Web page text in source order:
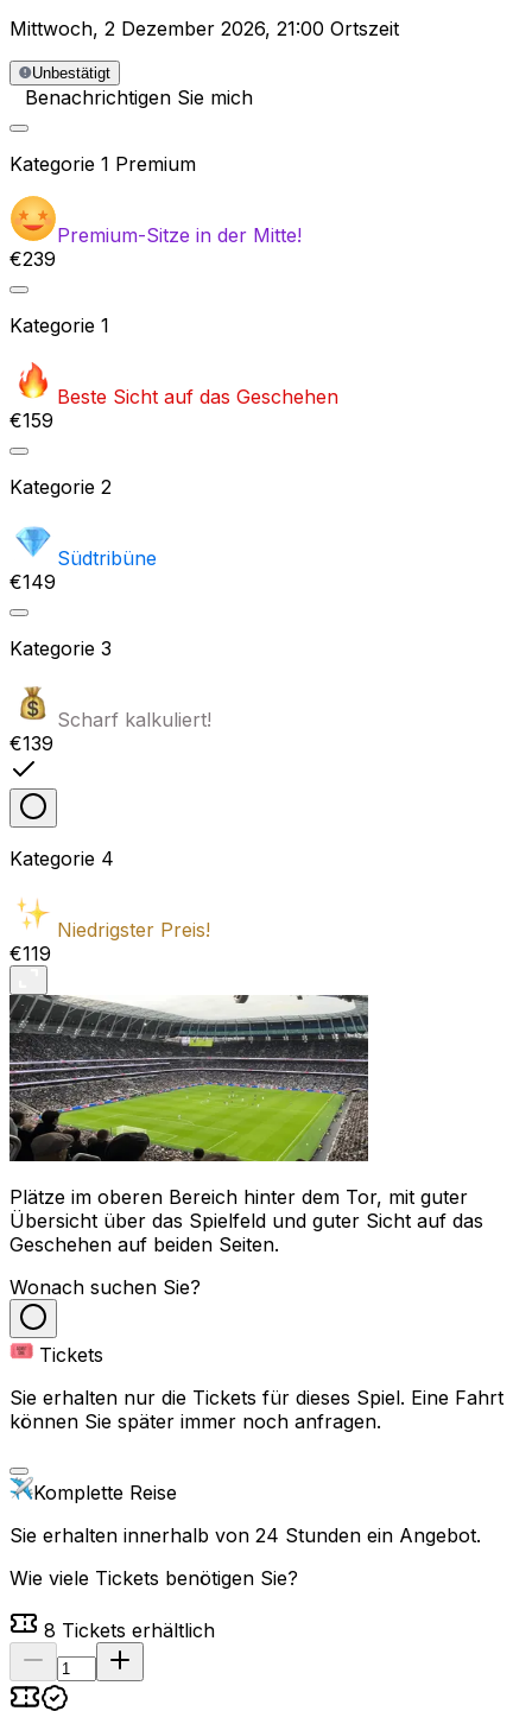
Mittwoch, 2 Dezember 2026, 21:00 Ortszeit
Unbestätigt
Benachrichtigen Sie mich
Kategorie 1 Premium
Premium-Sitze in der Mitte!
€239
Kategorie 1
Beste Sicht auf das Geschehen
€159
Kategorie 2
Südtribüne
€149
Kategorie 3
Scharf kalkuliert!
€139
Kategorie 4
Niedrigster Preis!
€119
Plätze im oberen Bereich hinter dem Tor, mit guter
Übersicht über das Spielfeld und guter Sicht auf das
Geschehen auf beiden Seiten.
Wonach suchen Sie?
Tickets
Sie erhalten nur die Tickets für dieses Spiel. Eine Fahrt
können Sie später immer noch anfragen.
Komplette Reise
Sie erhalten innerhalb von 24 Stunden ein Angebot.
Wie viele Tickets benötigen Sie?
8 Tickets erhältlich